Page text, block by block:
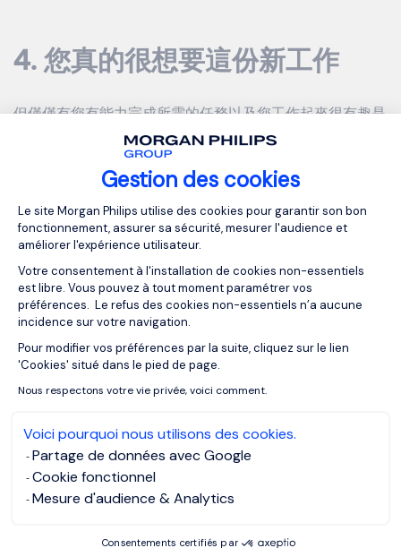
Gestion des cookies
Plateforme de Gestion du
Le site Morgan Philips utilise des cookies pour garantir son bon
fonctionnement, assurer sa sécurité, mesurer l'audience et
améliorer l'expérience utilisateur.
Votre consentement à l'installation de cookies non-essentiels
est libre. Vous pouvez à tout moment paramétrer vos
préférences. Le refus des cookies non-essentiels n’a aucune
incidence sur votre navigation.
Pour modifier vos préférences par la suite, cliquez sur le lien
'Cookies' situé dans le pied de page.
Nous respectons votre vie privée, voici comment.
Voici pourquoi nous utilisons des cookies.
Partage de données avec Google
Cookie fonctionnel
Mesure d'audience & Analytics
Consentements certifiés par
Axeptio consent
4. 您真的很想要這份新工作
但僅僅有您有能力完成所需的任務以及您工作起來很有趣是
不夠的，您必須真的想要這份工作。畢竟，招聘人員尋找的
是真正想在這裡工作，並且能長期成為團隊一員的員工。
所以您要展現出對工作的熱情。不是啦啦隊的 「精神」，
而是基於您之前的工作經驗，以及工作所提供的成長與發展
的新挑戰所帶來的熱情。
文章靈感來自 Nicole Lindsay
MORGAN PHILIPS GROUP